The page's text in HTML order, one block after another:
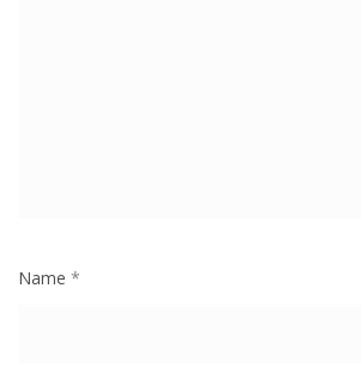
Name *